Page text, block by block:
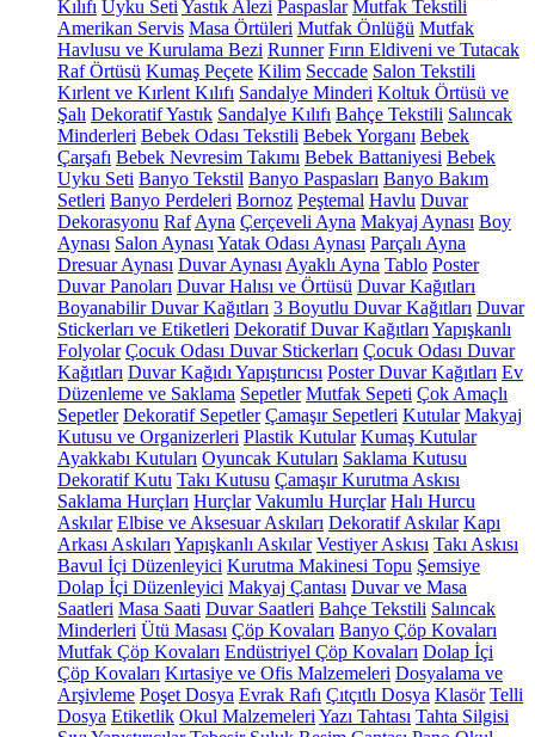
Kılıfı Uyku Seti Yastık Alezi Paspaslar Mutfak Tekstili
Amerikan Servis Masa Örtüleri Mutfak Önlüğü Mutfak
Havlusu ve Kurulama Bezi Runner Fırın Eldiveni ve Tutacak
Raf Örtüsü Kumaş Peçete Kilim Seccade Salon Tekstili
Kırlent ve Kırlent Kılıfı Sandalye Minderi Koltuk Örtüsü ve
Şalı Dekoratif Yastık Sandalye Kılıfı Bahçe Tekstili Salıncak
Minderleri Bebek Odası Tekstili Bebek Yorganı Bebek
Çarşafı Bebek Nevresim Takımı Bebek Battaniyesi Bebek
Uyku Seti Banyo Tekstil Banyo Paspasları Banyo Bakım
Setleri Banyo Perdeleri Bornoz Peştemal Havlu Duvar
Dekorasyonu Raf Ayna Çerçeveli Ayna Makyaj Aynası Boy
Aynası Salon Aynası Yatak Odası Aynası Parçalı Ayna
Dresuar Aynası Duvar Aynası Ayaklı Ayna Tablo Poster
Duvar Panoları Duvar Halısı ve Örtüsü Duvar Kağıtları
Boyanabilir Duvar Kağıtları 3 Boyutlu Duvar Kağıtları Duvar
Stickerları ve Etiketleri Dekoratif Duvar Kağıtları Yapışkanlı
Folyolar Çocuk Odası Duvar Stickerları Çocuk Odası Duvar
Kağıtları Duvar Kağıdı Yapıştırıcısı Poster Duvar Kağıtları Ev
Düzenleme ve Saklama Sepetler Mutfak Sepeti Çok Amaçlı
Sepetler Dekoratif Sepetler Çamaşır Sepetleri Kutular Makyaj
Kutusu ve Organizerleri Plastik Kutular Kumaş Kutular
Ayakkabı Kutuları Oyuncak Kutuları Saklama Kutusu
Dekoratif Kutu Takı Kutusu Çamaşır Kurutma Askısı
Saklama Hurçları Hurçlar Vakumlu Hurçlar Halı Hurcu
Askılar Elbise ve Aksesuar Askıları Dekoratif Askılar Kapı
Arkası Askıları Yapışkanlı Askılar Vestiyer Askısı Takı Askısı
Bavul İçi Düzenleyici Kurutma Makinesi Topu Şemsiye
Dolap İçi Düzenleyici Makyaj Çantası Duvar ve Masa
Saatleri Masa Saati Duvar Saatleri Bahçe Tekstili Salıncak
Minderleri Ütü Masası Çöp Kovaları Banyo Çöp Kovaları
Mutfak Çöp Kovaları Endüstriyel Çöp Kovaları Dolap İçi
Çöp Kovaları Kırtasiye ve Ofis Malzemeleri Dosyalama ve
Arşivleme Poşet Dosya Evrak Rafı Çıtçıtlı Dosya Klasör Telli
Dosya Etiketlik Okul Malzemeleri Yazı Tahtası Tahta Silgisi